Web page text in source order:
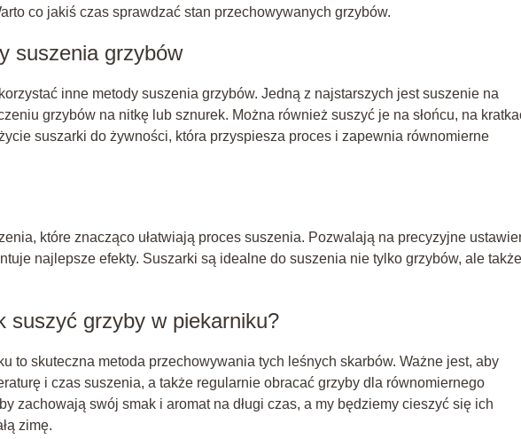
co jakiś czas sprawdzać stan przechowywanych grzybów.
suszenia grzybów
inne metody suszenia grzybów. Jedną z najstarszych jest suszenie na
grzybów na nitkę lub sznurek. Można również suszyć je na słońcu, na
suszarki do żywności, która przyspiesza proces i zapewnia równomierne
które znacząco ułatwiają proces suszenia. Pozwalają na precyzyjne
najlepsze efekty. Suszarki są idealne do suszenia nie tylko grzybów, ale także
suszyć grzyby w piekarniku?
to skuteczna metoda przechowywania tych leśnych skarbów. Ważne jest, aby
i czas suszenia, a także regularnie obracać grzyby dla równomiernego
zachowają swój smak i aromat na długi czas, a my będziemy cieszyć się ich
zimę.